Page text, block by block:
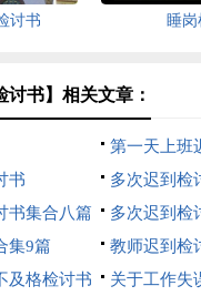
讨书 睡岗
讨书】相关文章：
第一天上班
书
多次迟到检
书集合八篇
多次迟到检
集9篇
教师迟到检
及格检讨书
关于工作失